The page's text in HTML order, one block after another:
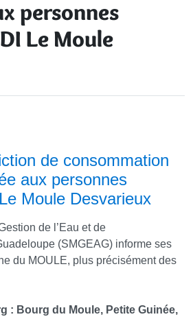
personnes
Le Moule
de consommation
aux personnes
Moule Desvarieux
de l’Eau et de
(SMGEAG) informe ses
du MOULE, plus précisément des
: Bourg du Moule, Petite Guinée,